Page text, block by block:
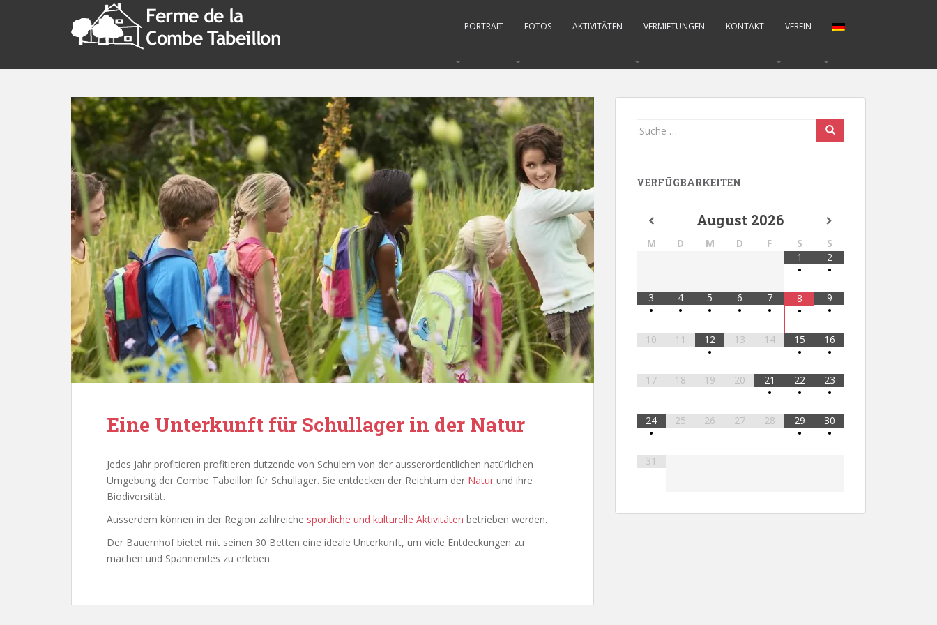
PORTRAIT FOTOS AKTIVITÄTEN VERMIETUNGEN KONTAKT VEREIN
Eine Unterkunft für Schullager in der Natur
Jedes Jahr profitieren profitieren dutzende von Schülern von der ausserordentlichen natürlichen
Umgebung der Combe Tabeillon für Schullager. Sie entdecken der Reichtum der Natur und ihre
Biodiversität.
Ausserdem können in der Region zahlreiche sportliche und kulturelle Aktivitäten betrieben werden.
Der Bauernhof bietet mit seinen 30 Betten eine ideale Unterkunft, um viele Entdeckungen zu
machen und Spannendes zu erleben.
Suche
VERFÜGBARKEITEN
August 2026
M D M D F S
S
1
•
2
•
3
•
4
•
5
•
6
•
7
•
8
•
9
•
10 11
12
•
13 14
15
•
16
•
17 18 19 20
21
•
22
•
23
•
24
•
25 26 27 28
29
•
30
•
31